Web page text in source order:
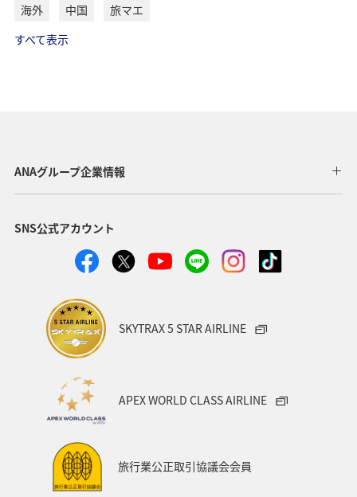
海外 中国
旅マエ
すべて表示
ANAグループ企業情報
SNS公式アカウント
SKYTRAX 5 STAR AIRLINE
APEX WORLD CLASS AIRLINE
旅行業公正取引協議会会員